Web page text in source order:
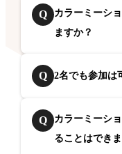
Q
カラーミーシ
ますか？
Q 2名でも参加は
Q
カラーミーシ
ることはでき